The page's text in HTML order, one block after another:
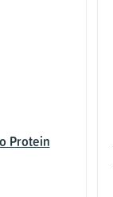
Protein